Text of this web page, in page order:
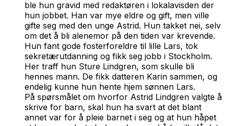
ble hun gravid med redaktøren i lokalavisden der
hun jobbet. Han var mye eldre og gift, men ville
gifte seg med den unge Astrid. Hun takket nei, selv
om det å bli alenemor på den tiden var krevende.
Hun fant gode fosterforeldre til lille Lars, tok
sekretærutdanning og fikk seg jobb i Stockholm.
Her traff hun Sture Lindgren, som skulle bli
hennes mann. De fikk datteren Karin sammen, og
endelig kunne hun hente hjem sønnen Lars.
På spørsmålet om hvorfor Astrid Lindgren valgte å
skrive for barn, skal hun ha svart at det blant
annet var for å pleie barnet i seg og at hun håpet